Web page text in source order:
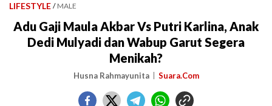
LIFESTYLE / MALE
Adu Gaji Maula Akbar Vs Putri Karlina, Anak
Dedi Mulyadi dan Wabup Garut Segera
Menikah?
Husna Rahmayunita Suara.Com